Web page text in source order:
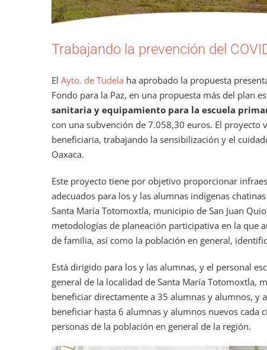
Trabajando la prevención del
El Ayto. de Tudela ha aprobado la propuesta
Fondo para la Paz, en una propuesta más del plan
sanitaria y equipamiento para la escuela
con una subvención de 7.058,30 euros. El proyecto
beneficiaria, trabajando la sensibilización y el
Oaxaca.
Este proyecto tiene por objetivo proporcionar
adecuados para los y las alumnas indígenas
Santa María Totomoxtla, municipio de San Juan
metodologías de planeación participativa en la que
de familia, así como la población en general,
Está dirigido para los y las alumnas, y el personal
general de la localidad de Santa María Totomoxtla,
beneficiar directamente a 35 alumnas y alumnos, y
beneficiar hasta 6 alumnas y alumnos nuevos cada
personas de la población en general de la región.